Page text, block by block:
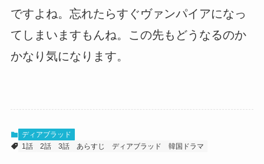
ですよね。忘れたらすぐヴァンパイアになっ
てしまいますもんね。この先もどうなるのか
かなり気になります。
ディアブラッド
1話
2話 3話 あらすじ ディアブラッド 韓国ドラマ